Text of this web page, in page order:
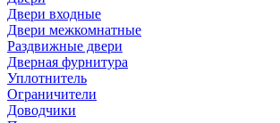
Двери входные
Двери межкомнатные
Раздвижные двери
Дверная фурнитура
Уплотнитель
Ограничители
Доводчики